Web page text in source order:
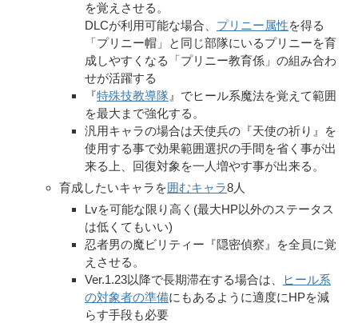
を覚えさせる。
DLCが利用可能な場合、 プリニー属性を得る
「プリニー帽」と同じ部隊にいるプリニーを育
成しやすくなる「プリニー教育係」の組み合わ
せが活躍する
『特殊技教導隊 』でヒール系魔法を覚えて範囲
を最大まで強化する。
汎用キャラの場合は天使兵の『天使の祈り』を
使用する事で効果範囲選択の手間を省く事が出
来る上、回復対象を一人増やす事が出来る。
育成したいキャラを囲むキャラ8人
Lvを可能な限り高く(最大HP以外のステータス
は低くてもいい)
忍者男の魔ビリティー『隠密偵察』を全員に覚
えさせる。
Ver.1.23以降で長期滞在する場合は、
ヒール系
の対象者の準備にもあるように適度にHPを減
らす手段も必要